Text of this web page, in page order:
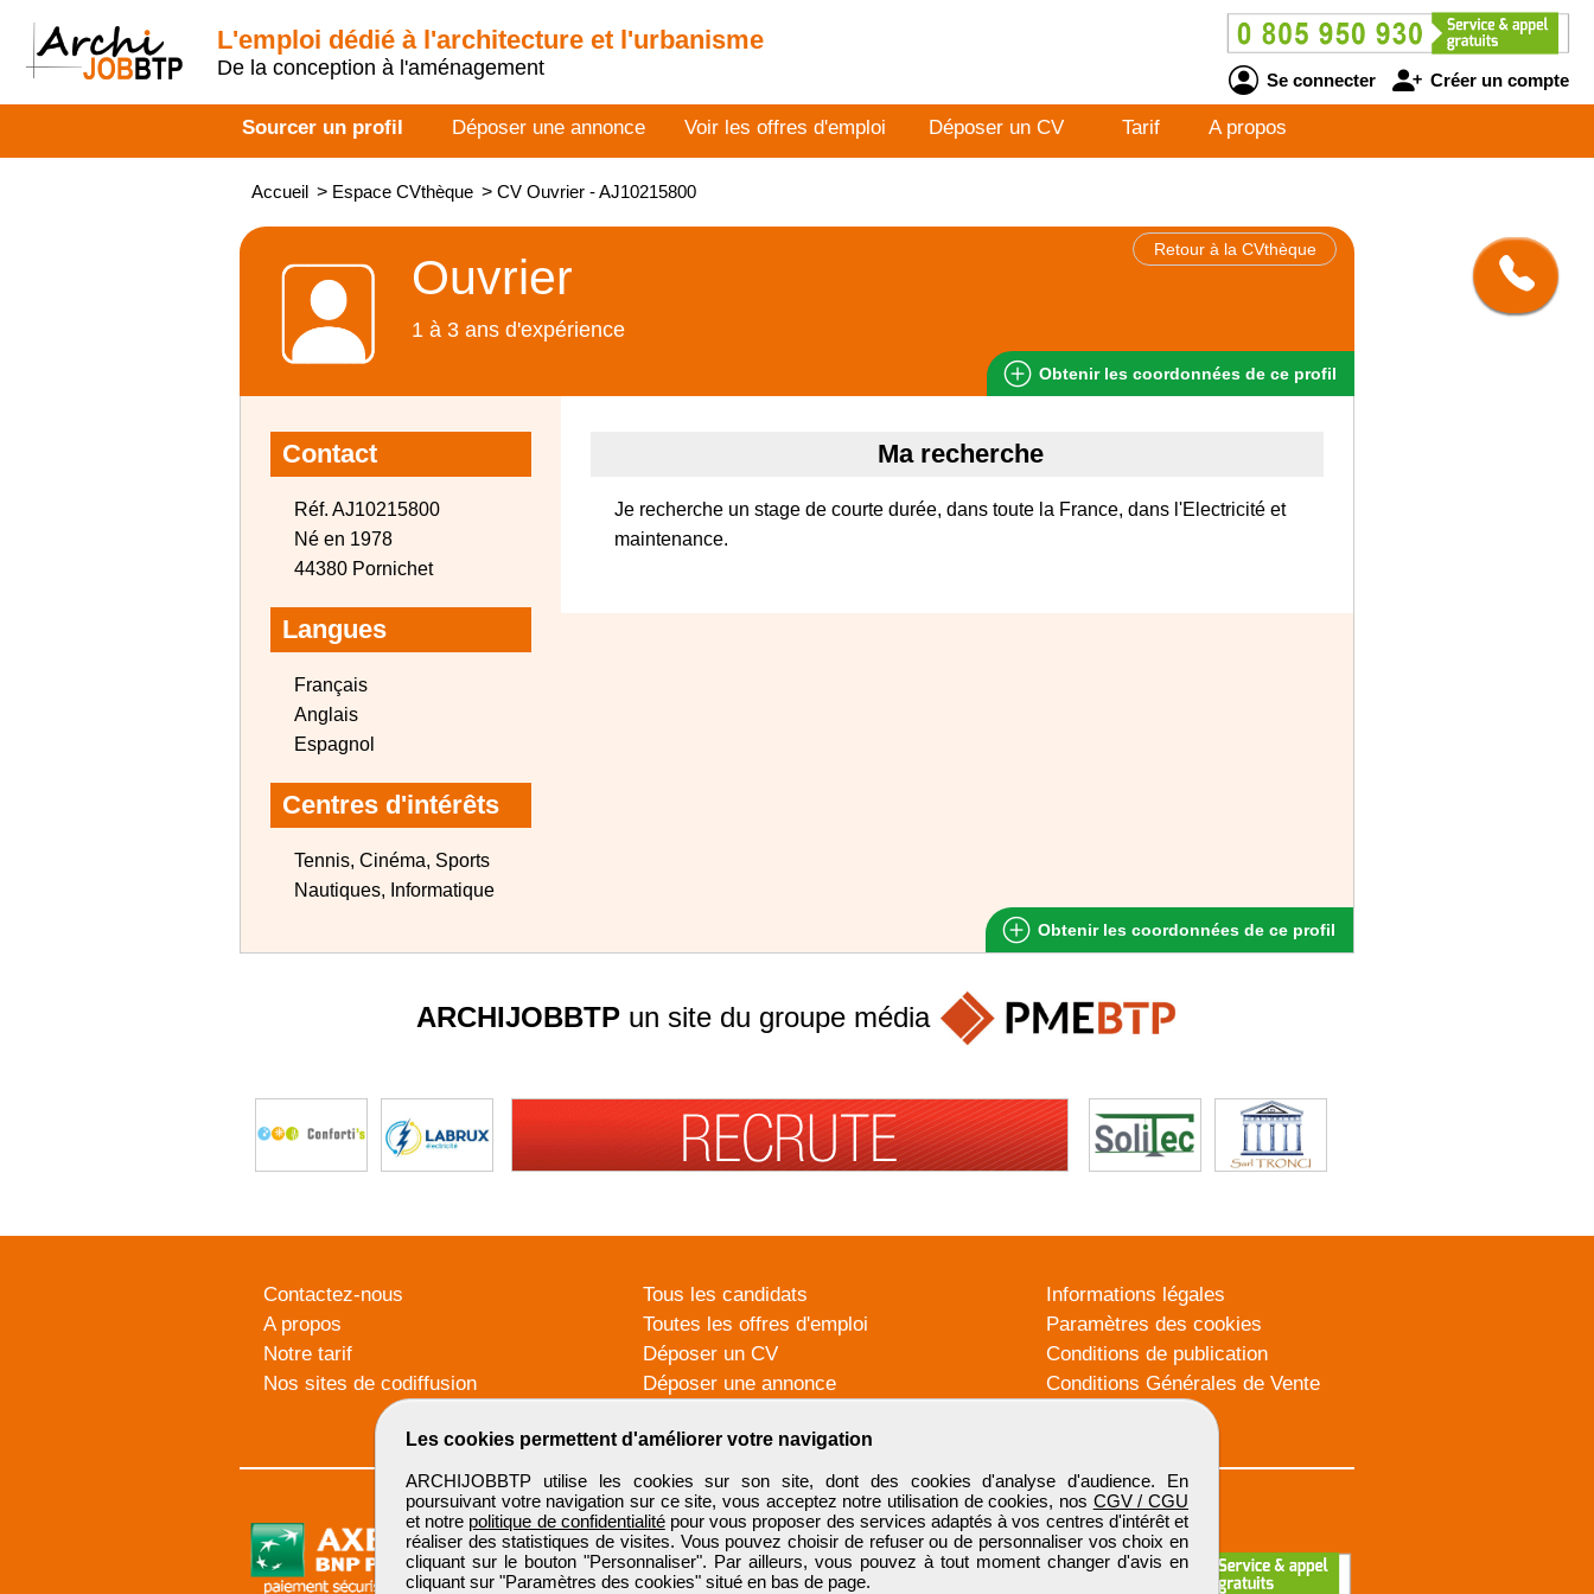
L'emploi dédié à l'architecture et l'urbanisme
De la conception à l'aménagement
Se connecter Créer un compte
Sourcer un profil Déposer une annonce Voir les offres d'emploi Déposer un CV Tarif A propos
Accueil > Espace CVthèque > CV Ouvrier - AJ10215800
Retour à la CVthèque
Ouvrier
1 à 3 ans d'expérience
Obtenir les coordonnées de ce profil
Contact
Réf. AJ10215800
Né en 1978
44380 Pornichet
Langues
Français
Anglais
Espagnol
Centres d'intérêts
Tennis, Cinéma, Sports
Nautiques, Informatique
Ma recherche
Je recherche un stage de courte durée, dans toute la France, dans l'Electricité et
maintenance.
Obtenir les coordonnées de ce profil
Les cookies permettent d'améliorer votre navigation
ARCHIJOBBTP utilise les cookies sur son site, dont des cookies d'analyse d'audience. En
poursuivant votre navigation sur ce site, vous acceptez notre utilisation de cookies, nos CGV / CGU
et notre politique de confidentialitépour vous proposer des services adaptés à vos centres d'intérêt et
réaliser des statistiques de visites. Vous pouvez choisir de refuser ou de personnaliser vos choix en
cliquant sur le bouton "Personnaliser". Par ailleurs, vous pouvez à tout moment changer d'avis en
cliquant sur "Paramètres des cookies" situé en bas de page.
ARCHIJOBBTPun site du groupe média
Contactez-nous
A propos
Notre tarif
Nos sites de codiffusion
Tous les candidats
Toutes les offres d'emploi
Déposer un CV
Déposer une annonce
Informations légales
Paramètres des cookies
Conditions de publication
Conditions Générales de Vente